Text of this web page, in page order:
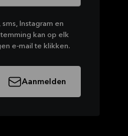
Instagram en
kan op elk
e-mail te klikken.
Aanmelden